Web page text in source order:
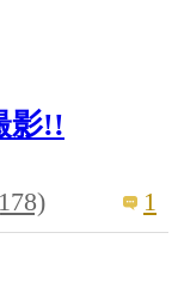
影!!
1